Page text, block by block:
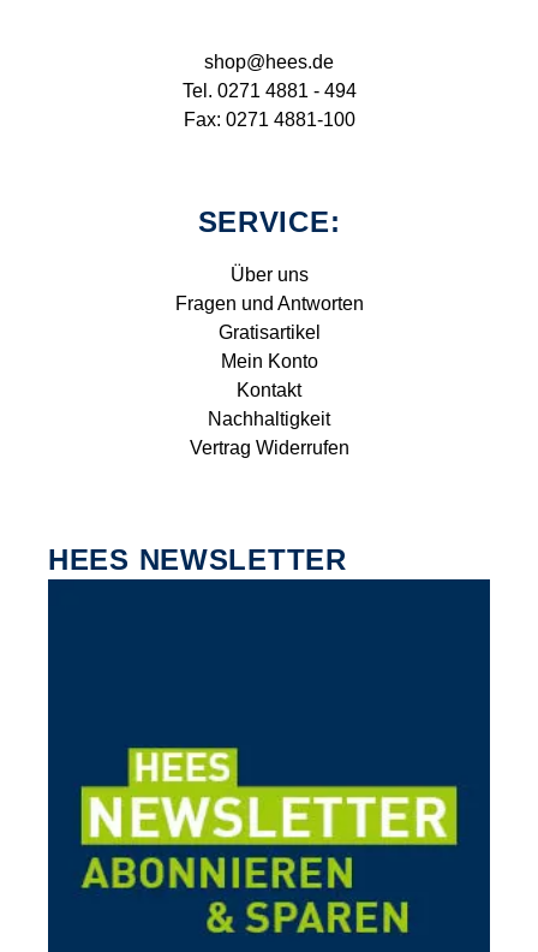
shop@hees.de
Tel. 0271 4881 - 494
Fax: 0271 4881-100
SERVICE:
Über uns
Fragen und Antworten
Gratisartikel
Mein Konto
Kontakt
Nachhaltigkeit
Vertrag Widerrufen
HEES NEWSLETTER